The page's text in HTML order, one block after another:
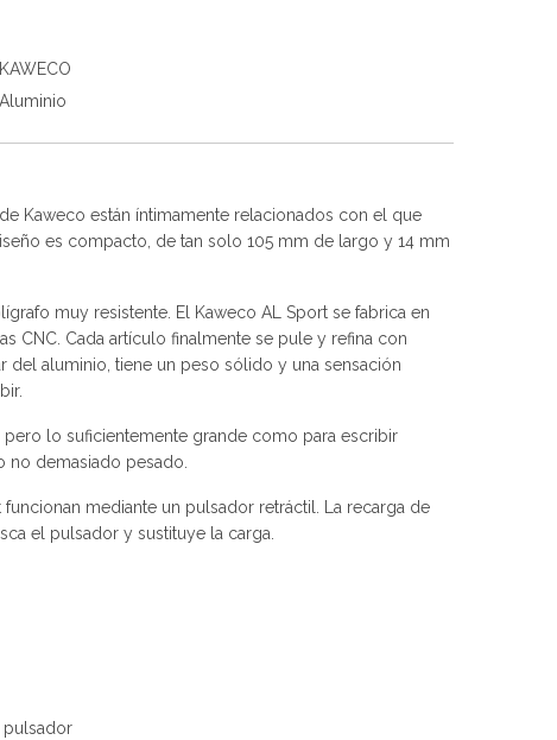
KAWECO
Aluminio
Kaweco están íntimamente relacionados con el que
es compacto, de tan solo 105 mm de largo y 14 mm
muy resistente. El Kaweco AL Sport se fabrica en
CNC. Cada artículo finalmente se pule y refina con
del aluminio, tiene un peso sólido y una sensación
lo suficientemente grande como para escribir
no demasiado pesado.
mediante un pulsador retráctil. La recarga de
el pulsador y sustituye la carga.
pulsador